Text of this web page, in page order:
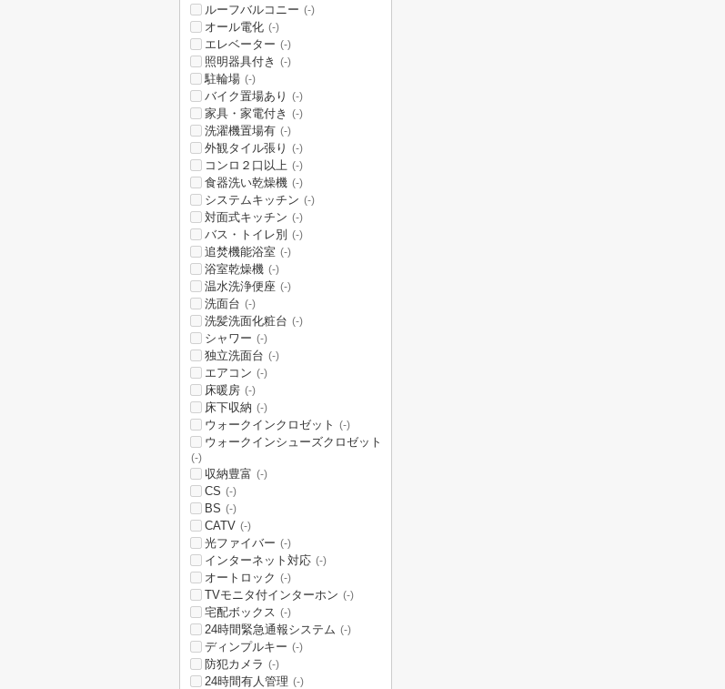
ルーフバルコニー (-)
オール電化 (-)
エレベーター (-)
照明器具付き (-)
駐輪場 (-)
バイク置場あり (-)
家具・家電付き (-)
洗濯機置場有 (-)
外観タイル張り (-)
コンロ２口以上 (-)
食器洗い乾燥機 (-)
システムキッチン (-)
対面式キッチン (-)
バス・トイレ別 (-)
追焚機能浴室 (-)
浴室乾燥機 (-)
温水洗浄便座 (-)
洗面台 (-)
洗髪洗面化粧台 (-)
シャワー (-)
独立洗面台 (-)
エアコン (-)
床暖房 (-)
床下収納 (-)
ウォークインクロゼット (-)
ウォークインシューズクロゼット
(-)
収納豊富 (-)
CS (-)
BS (-)
CATV (-)
光ファイバー (-)
インターネット対応 (-)
オートロック (-)
TVモニタ付インターホン (-)
宅配ボックス (-)
24時間緊急通報システム (-)
ディンプルキー (-)
防犯カメラ (-)
24時間有人管理 (-)